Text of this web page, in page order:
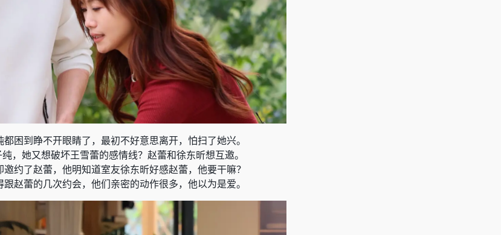
困到睁不开眼睛了，最初不好意思离开，怕扫了她兴。
，她又想破坏王雪蕾的感情线？赵蕾和徐东昕想互邀。
约了赵蕾，他明知道室友徐东昕好感赵蕾，他要干嘛？
赵蕾的几次约会，他们亲密的动作很多，他以为是爱。